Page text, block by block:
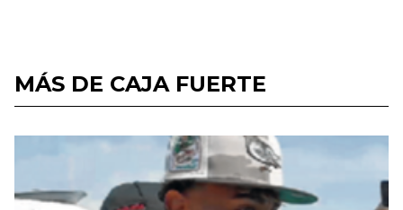
MÁS DE CAJA FUERTE